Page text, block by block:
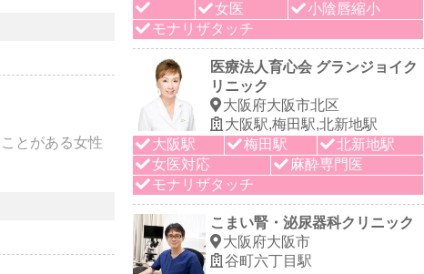
とがある女性
女医
小陰唇縮小
モナリザタッチ
医療法人育心会 グランジョイク
リニック
大阪府大阪市北区
大阪駅,梅田駅,北新地駅
大阪駅
梅田駅
北新地駅
女医対応
麻酔専門医
モナリザタッチ
こまい腎・泌尿器科クリニック
大阪府大阪市
谷町六丁目駅